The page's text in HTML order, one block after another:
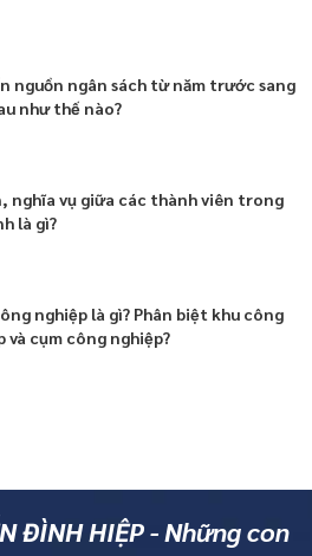
nguồn ngân sách từ năm trước sang
như thế nào?
nghĩa vụ giữa các thành viên trong
là gì?
nghiệp là gì? Phân biệt khu công
và cụm công nghiệp?
ĐÌNH HIỆP - Những con